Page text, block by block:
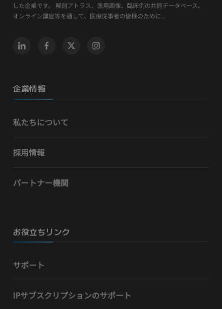
した企業です。 解剖アトラス、医用画像、臨床例の共同データベース、
オンライン講座等を通して、医療従事者の皆様のために...
企業情報
私たちについて
採用情報
パートナー機関
お役立ちリンク
サポート
IPサブスクリプションのサポート